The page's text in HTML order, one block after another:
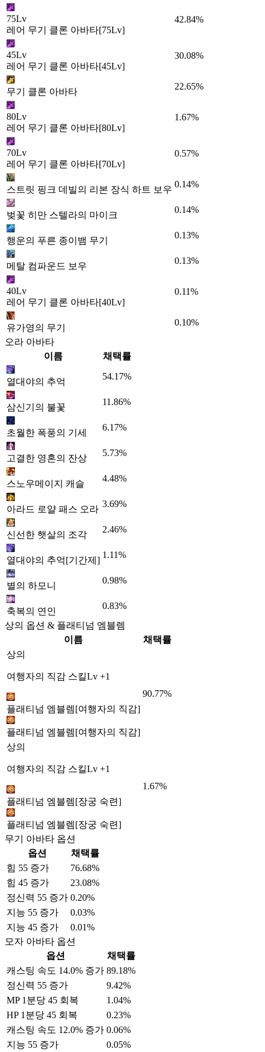
75Lv
레어 무기 클론 아바타[75Lv]
42.84%
45Lv
레어 무기 클론 아바타[45Lv]
30.08%
무기 클론 아바타
22.65%
80Lv
레어 무기 클론 아바타[80Lv]
1.67%
70Lv
레어 무기 클론 아바타[70Lv]
0.57%
스트릿 핑크 데빌의 리본 장식 하트 보우
0.14%
벚꽃 히만 스텔라의 마이크
0.14%
행운의 푸른 종이뱀 무기
0.13%
메탈 컴파운드 보우
0.13%
40Lv
레어 무기 클론 아바타[40Lv]
0.11%
유가영의 무기
0.10%
오라 아바타
이름
채택률
열대야의 추억
54.17%
삼신기의 불꽃
11.86%
초월한 폭풍의 기세
6.17%
고결한 영혼의 잔상
5.73%
스노우메이지 캐슬
4.48%
아라드 로얄 패스 오라
3.69%
신선한 햇살의 조각
2.46%
열대야의 추억[기간제]
1.11%
별의 하모니
0.98%
축복의 연인
0.83%
상의 옵션 & 플래티넘 엠블렘
이름
채택률
상의
여행자의 직감 스킬Lv +1
플래티넘 엠블렘[여행자의 직감]
플래티넘 엠블렘[여행자의 직감]
90.77%
상의
여행자의 직감 스킬Lv +1
플래티넘 엠블렘[장궁 숙련]
플래티넘 엠블렘[장궁 숙련]
1.67%
무기 아바타 옵션
옵션
채택률
힘 55 증가
76.68%
힘 45 증가
23.08%
정신력 55 증가 0.20%
지능 55 증가
0.03%
지능 45 증가
0.01%
모자 아바타 옵션
옵션
채택률
캐스팅 속도 14.0% 증가 89.18%
정신력 55 증가
9.42%
MP 1분당 45 회복
1.04%
HP 1분당 45 회복
0.23%
캐스팅 속도 12.0% 증가 0.06%
지능 55 증가
0.05%